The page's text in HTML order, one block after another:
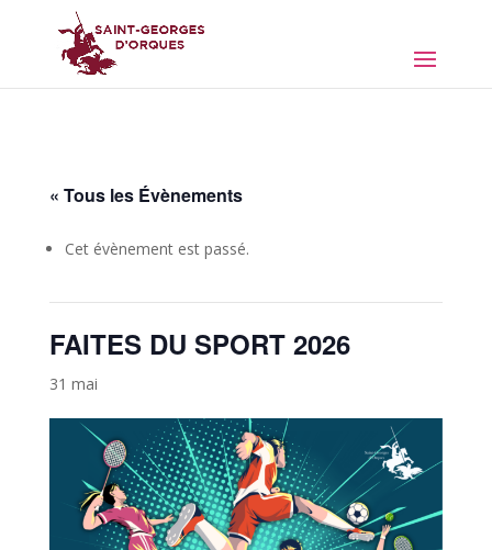
« Tous les Évènements
Cet évènement est passé.
FAITES DU SPORT 2026
31 mai